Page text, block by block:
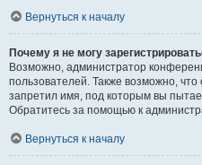
Вернуться к началу
Почему я не могу
Возможно, администратор
пользователей. Также возможно,
запретил имя, под которым вы
Обратитесь за помощью к
Вернуться к началу